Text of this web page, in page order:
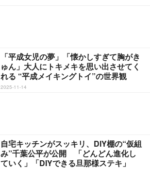
「平成女児の夢」「懐かしすぎて胸がき
ゅん」大人にトキメキを思い出させてく
れる “平成メイキングトイ”の世界観
2025-11-14
自宅キッチンがスッキリ、DIY棚の“仮組
み”千葉公平が公開 「どんどん進化し
ていく」「DIYできる旦那様ステキ」